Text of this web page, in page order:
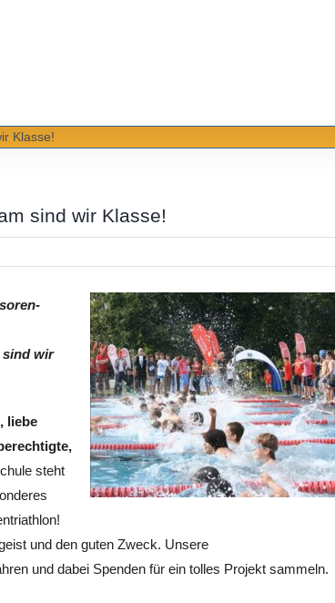
Klasse!
sind wir Klasse!
sind wir
liebe
steht
und den guten Zweck. Unsere
und dabei Spenden für ein tolles Projekt sammeln.